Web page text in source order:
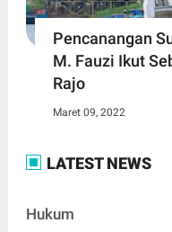
Pencanangan
M. Fauzi Ikut
Rajo
Maret 09, 2022
LATEST NEWS
Hukum